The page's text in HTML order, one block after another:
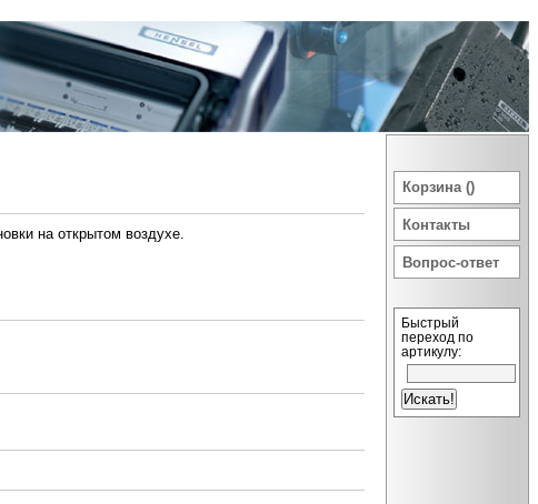
на открытом воздухе.
Корзина ()
Контакты
Вопрос-ответ
Быстрый
переход по
артикулу: